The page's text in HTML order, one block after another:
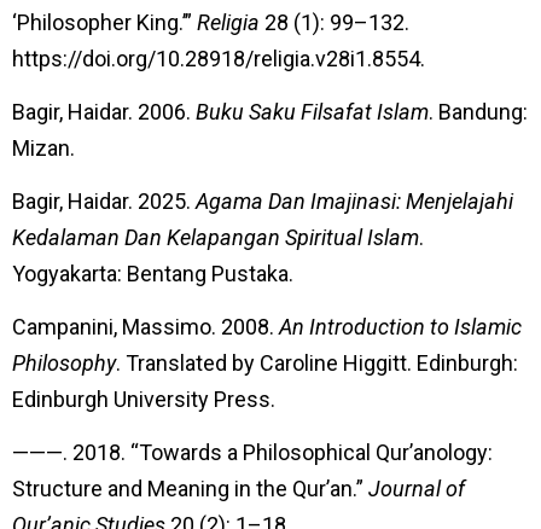
‘Philosopher King.’” Religia 28 (1): 99–132.
https://doi.org/10.28918/religia.v28i1.8554.
Bagir, Haidar. 2006. Buku Saku Filsafat Islam. Bandung:
Mizan.
Bagir, Haidar. 2025. Agama Dan Imajinasi: Menjelajahi
Kedalaman Dan Kelapangan Spiritual Islam.
Yogyakarta: Bentang Pustaka.
Campanini, Massimo. 2008. An Introduction to Islamic
Philosophy. Translated by Caroline Higgitt. Edinburgh:
Edinburgh University Press.
———. 2018. “Towards a Philosophical Qur’anology:
Structure and Meaning in the Qur’an.” Journal of